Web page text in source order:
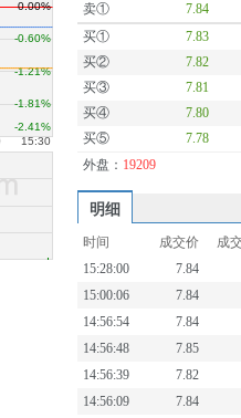
卖①
7.84
买①
7.83
买②
7.82
买③
7.81
买④
7.80
买⑤
7.78
外盘： 19209
明细
时间 成交价 成
15:28:00
7.84
15:00:06
7.84
14:56:54
7.84
14:56:48
7.85
14:56:39
7.82
14:56:09
7.84